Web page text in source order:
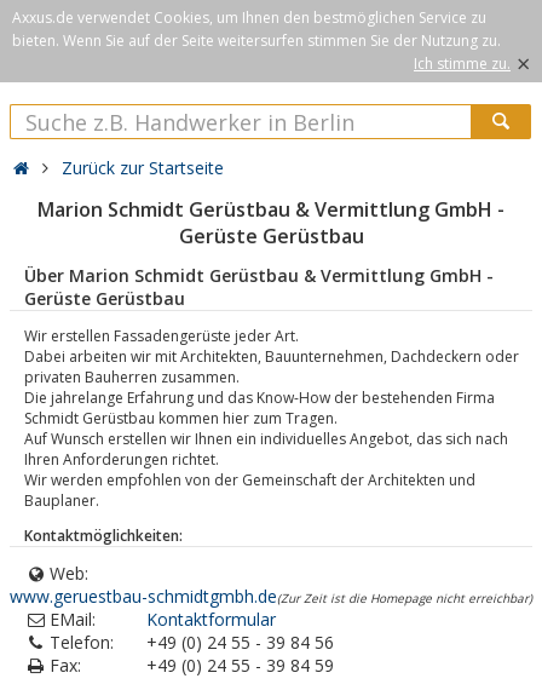
Axxus.de verwendet Cookies, um Ihnen den bestmöglichen Service zu
bieten. Wenn Sie auf der Seite weitersurfen stimmen Sie der Nutzung zu.
Ich stimme zu. ×
Zurück zur Startseite
Marion Schmidt Gerüstbau & Vermittlung GmbH -
Gerüste Gerüstbau
Über Marion Schmidt Gerüstbau & Vermittlung GmbH -
Gerüste Gerüstbau
Wir erstellen Fassadengerüste jeder Art.
Dabei arbeiten wir mit Architekten, Bauunternehmen, Dachdeckern oder
privaten Bauherren zusammen.
Die jahrelange Erfahrung und das Know-How der bestehenden Firma
Schmidt Gerüstbau kommen hier zum Tragen.
Auf Wunsch erstellen wir Ihnen ein individuelles Angebot, das sich nach
Ihren Anforderungen richtet.
Wir werden empfohlen von der Gemeinschaft der Architekten und
Bauplaner.
Kontaktmöglichkeiten:
Web:
www.geruestbau-schmidtgmbh.de(Zur Zeit ist die Homepage nicht erreichbar)
EMail:
Kontaktformular
Telefon:
+49 (0) 24 55 - 39 84 56
Fax:
+49 (0) 24 55 - 39 84 59